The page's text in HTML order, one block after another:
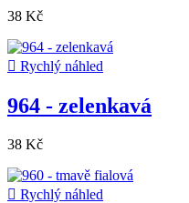
38 Kč
 Rychlý náhled
964 - zelenkavá
38 Kč
 Rychlý náhled